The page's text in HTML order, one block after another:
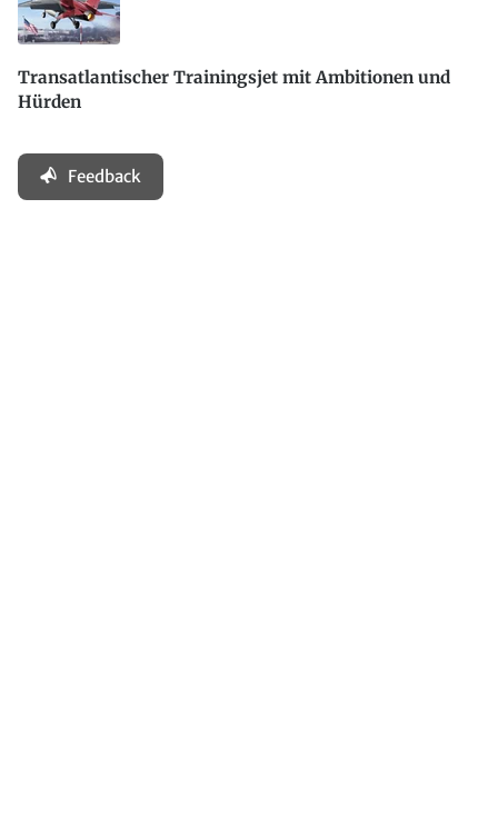
Transatlantischer Trainingsjet mit Ambitionen und
Hürden
Feedback